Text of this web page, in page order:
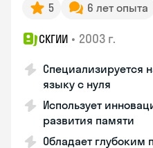
5 6 лет опыта
СКГИИ • 2003 г.
Специализируется
языку с нуля
Использует
развития памяти
Обладает глубоким